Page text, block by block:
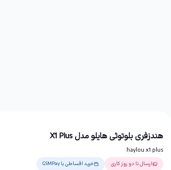
هندزفری بلوتوثی هایلو مدل X1 Plus
haylou x1 plus
ارسال تا دو روز کاری خرید اقساطی با GSMPay